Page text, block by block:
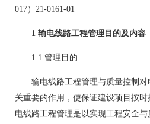
017）21-0161-01
1 输电线路工程管理目的及内容
1.1 管理目的
输电线路工程管理与质量控制对
关重要的作用，使保证建设项目按
电线路工程管理是以实现工程安全